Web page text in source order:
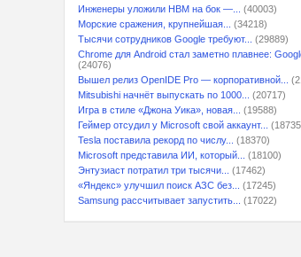
Инженеры уложили HBM на бок —...
(40003)
Морские сражения, крупнейшая...
(34218)
Тысячи сотрудников Google требуют...
(29889)
Chrome для Android стал заметно плавнее:
(24076)
Вышел релиз OpenIDE Pro — корпоративной...
Mitsubishi начнёт выпускать по 1000...
(20717)
Игра в стиле «Джона Уика», новая...
(19588)
Геймер отсудил у Microsoft свой аккаунт...
Tesla поставила рекорд по числу...
(18370)
Microsoft представила ИИ, который...
(18100)
Энтузиаст потратил три тысячи...
(17462)
«Яндекс» улучшил поиск АЗС без...
(17245)
Samsung рассчитывает запустить...
(17022)